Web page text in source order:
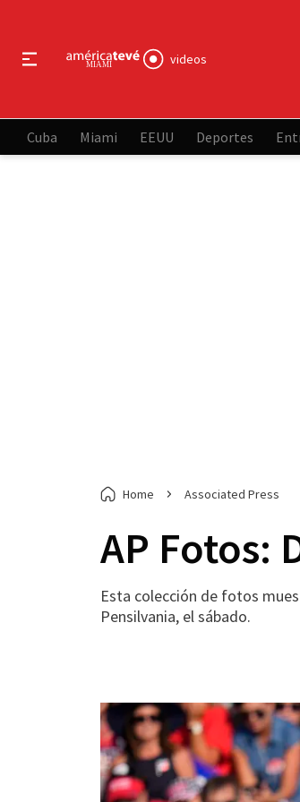
videos
Cuba Miami EEUU Deportes
Home Associated Press
AP Fotos:
Esta colección de fotos
Pensilvania, el sábado.